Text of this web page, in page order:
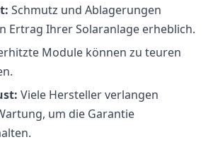
Schmutz und Ablagerungen
Ertrag Ihrer Solaranlage erheblich.
Module können zu teuren
Viele Hersteller verlangen
um die Garantie